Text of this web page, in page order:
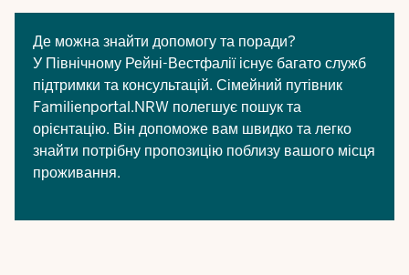
Де можна знайти допомогу та поради?
У Північному Рейні-Вестфалії існує багато служб
підтримки та консультацій. Сімейний путівник
Familienportal.NRW полегшує пошук та
орієнтацію. Він допоможе вам швидко та легко
знайти потрібну пропозицію поблизу вашого місця
проживання.